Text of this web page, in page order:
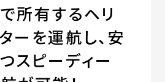
所有するヘリ
ーを運航し、安
スピーディー